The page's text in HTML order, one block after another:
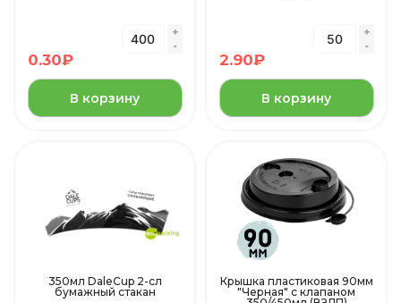
0.30₽
В корзину
2.90₽
В корзину
350мл DaleCup 2-сл
бумажный стакан
Крышка пластиковая 90мм
"Черная" с клапаном